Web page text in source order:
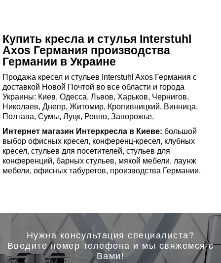
Купить кресла и стулья Interstuhl
Axos Германия производства
Германии в Украине
Продажа кресел и стульев Interstuhl Axos Германия с
доставкой Новой Почтой во все области и города
Украины: Киев, Одесса, Львов, Харьков, Чернигов,
Николаев, Днепр, Житомир, Кропивницкий, Винница,
Полтава, Сумы, Луцк, Ровно, Запорожье.
Интернет магазин Интеркресла в Киеве: большой
выбор офисных кресел, конференц-кресел, клубных
кресел, стульев для посетителей, стульев для
конференций, барных стульев, мякой мебели, лаунж
мебели, офисных табуретов, производства Германии.
Нужна консультация специалиста?
Введите номер телефона и мы свяжемся с
Вами!